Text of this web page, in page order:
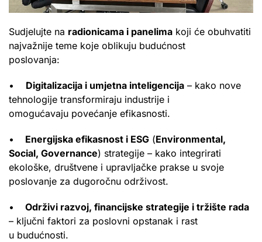
Sudjelujte na radionicama i panelima koji će obuhvatiti
najvažnije teme koje oblikuju budućnost
poslovanja:
• Digitalizacija i umjetna inteligencija – kako nove
tehnologije transformiraju industrije i
omogućavaju povećanje efikasnosti.
• Energijska efikasnost i ESG (Environmental,
Social, Governance) strategije – kako integrirati
ekološke, društvene i upravljačke prakse u svoje
poslovanje za dugoročnu održivost.
•
Održivi razvoj, financijske strategije i tržište rada
– ključni faktori za poslovni opstanak i rast
u budućnosti.